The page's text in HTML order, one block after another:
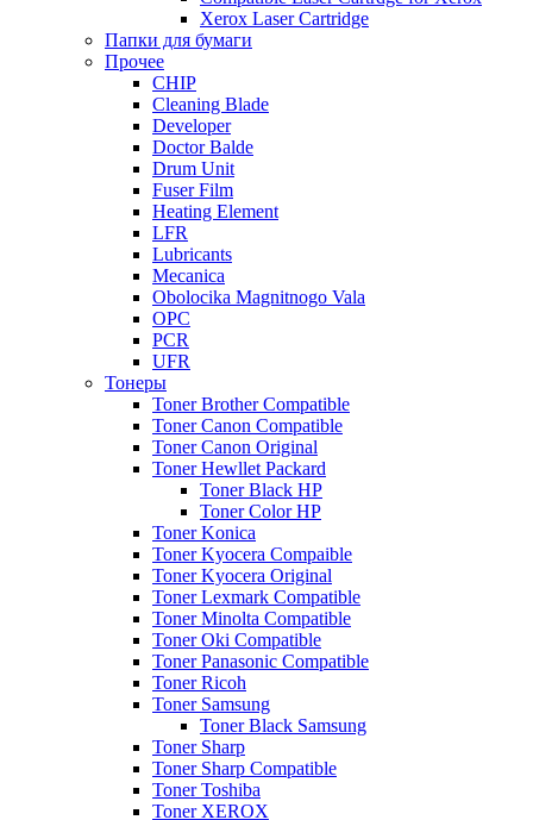
Xerox Laser Cartridge
Папки для бумаги
Прочее
CHIP
Cleaning Blade
Developer
Doctor Balde
Drum Unit
Fuser Film
Heating Element
LFR
Lubricants
Mecanica
Obolocika Magnitnogo Vala
OPC
PCR
UFR
Тонеры
Toner Brother Compatible
Toner Canon Compatible
Toner Canon Original
Toner Hewllet Packard
Toner Black HP
Toner Color HP
Toner Konica
Toner Kyocera Compaible
Toner Kyocera Original
Toner Lexmark Compatible
Toner Minolta Compatible
Toner Oki Compatible
Toner Panasonic Compatible
Toner Ricoh
Toner Samsung
Toner Black Samsung
Toner Sharp
Toner Sharp Compatible
Toner Toshiba
Toner XEROX